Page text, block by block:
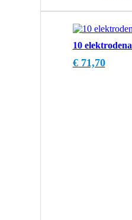
10
€71,70